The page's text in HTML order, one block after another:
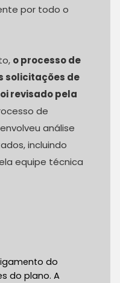
por todo o
o processo de
solicitações de
revisado pela
de
análise
incluindo
equipe técnica
do
do plano. A